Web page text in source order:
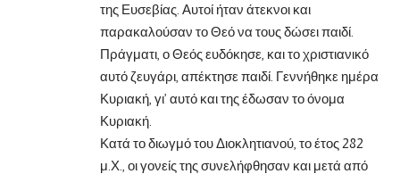
της Ευσεβίας. Αυτοί ήταν άτεκνοι και
παρακαλούσαν το Θεό να τους δώσει παιδί.
Πράγματι, ο Θεός ευδόκησε, και το χριστιανικό
αυτό ζευγάρι, απέκτησε παιδί. Γεννήθηκε ημέρα
Κυριακή, γι’ αυτό και της έδωσαν το όνομα
Κυριακή.
Κατά το διωγμό του Διοκλητιανού, το έτος 282
μ.Χ., οι γονείς της συνελήφθησαν και μετά από